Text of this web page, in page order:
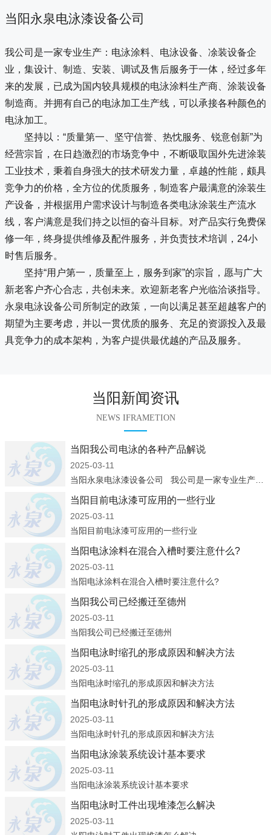
当阳永泉电泳漆设备公司
我公司是一家专业生产：电泳涂料、电泳设备、凃装设备企
业，集设计、制造、安装、调试及售后服务于一体，经过多年
来的发展，已成为国内较具规模的电泳涂料生产商、涂装设备
制造商。并拥有自己的电泳加工生产线，可以承接各种颜色的
电泳加工。
坚持以：“质量第一、坚守信誉、热忱服务、锐意创新”为
经营宗旨，在日趋激烈的市场竞争中，不断吸取国外先进涂装
工业技术，秉着自身强大的技术研发力量，卓越的性能，颇具
竞争力的价格，全方位的优质服务，制造客户最满意的涂装生
产设备，并根据用户需求设计与制造各类电泳涂装生产流水
线，客户满意是我们持之以恒的奋斗目标。对产品实行免费保
修一年，终身提供维修及配件服务，并负责技术培训，24小
时售后服务。
坚持“用户第一，质量至上，服务到家”的宗旨，愿与广大
新老客户齐心合志，共创未来。欢迎新老客户光临洽谈指导。
永泉电泳设备公司所制定的政策，一向以满足甚至超越客户的
期望为主要考虑，并以一贯优质的服务、充足的资源投入及最
具竞争力的成本架构，为客户提供最优越的产品及服务。
当阳新闻资讯
NEWS IFRAMETION
当阳我公司电泳的各种产品解说
2025-03-11
当阳永泉电泳漆设备公司 我公司是一家专业生产：电泳涂料、电泳设备、凃装设备企业，集设计、制造、安装、调试及售后服务于一体，经过多年来的发展，已成为国内较具规模的电泳涂料生产商、涂装
当阳目前电泳漆可应用的一些行业
2025-03-11
当阳目前电泳漆可应用的一些行业
当阳电泳涂料在混合入槽时要注意什么?
2025-03-11
当阳电泳涂料在混合入槽时要注意什么?
当阳我公司已经搬迁至德州
2025-03-11
当阳我公司已经搬迁至德州
当阳电泳时缩孔的形成原因和解决方法
2025-03-11
当阳电泳时缩孔的形成原因和解决方法
当阳电泳时针孔的形成原因和解决方法
2025-03-11
当阳电泳时针孔的形成原因和解决方法
当阳电泳涂装系统设计基本要求
2025-03-11
当阳电泳涂装系统设计基本要求
当阳电泳时工件出现堆漆怎么解决
2025-03-11